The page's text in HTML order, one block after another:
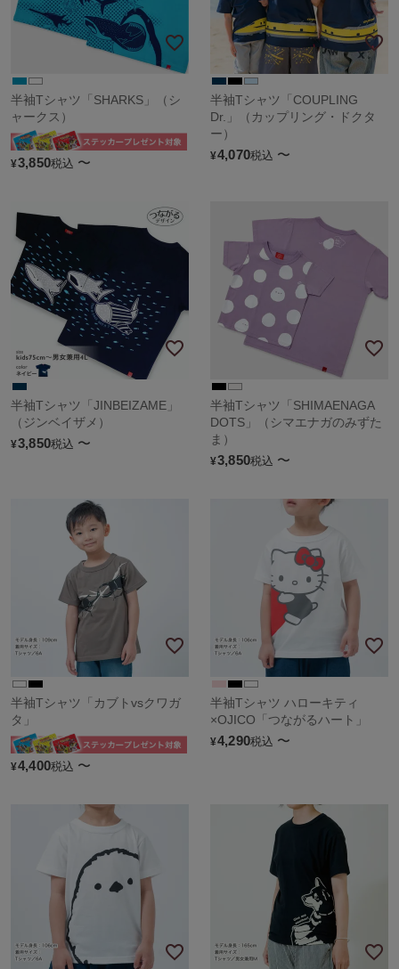
半袖Tシャツ「SHARKS」（シ
ャークス）
¥3,850税込 〜
半袖Tシャツ「COUPLING
Dr.」（カップリング・ドクタ
ー）
¥4,070税込 〜
半袖Tシャツ「JINBEIZAME」
（ジンベイザメ）
¥3,850税込 〜
半袖Tシャツ「SHIMAENAGA
DOTS」（シマエナガのみずた
ま）
¥3,850税込 〜
半袖Tシャツ「カブトvsクワガ
タ」
¥4,400税込 〜
半袖Tシャツ ハローキティ
×OJICO「つながるハート」
¥4,290税込 〜